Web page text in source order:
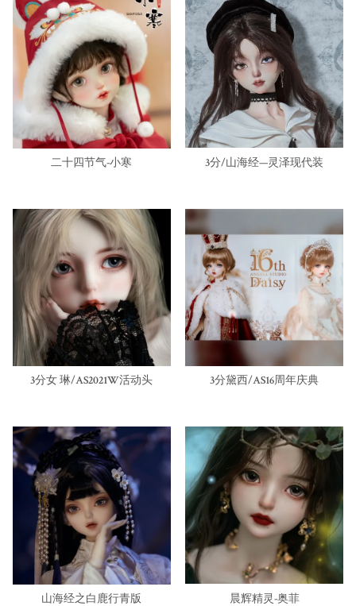
二十四节气-小寒 3分/山海经—灵泽现代装
3分女 琳/AS2021W活动头 3分黛西/AS16周年庆典
山海经之白鹿行青版 晨辉精灵-奥菲